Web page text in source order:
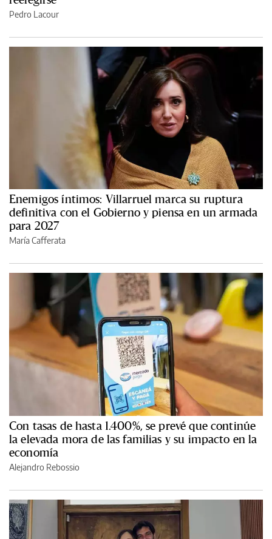
Pedro Lacour
Enemigos íntimos: Villarruel marca su ruptura
definitiva con el Gobierno y piensa en un armada
para 2027
María Cafferata
Con tasas de hasta 1.400%, se prevé que continúe
la elevada mora de las familias y su impacto en la
economía
Alejandro Rebossio